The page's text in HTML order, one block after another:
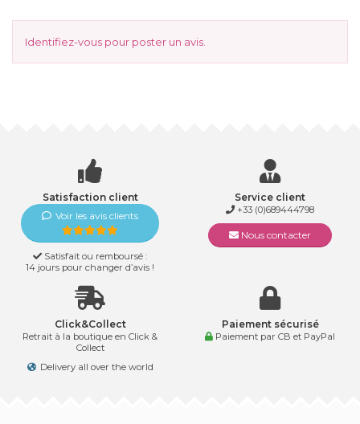
Identifiez-vous pour poster un avis.
Satisfaction client
Voir les avis clients
Satisfait ou remboursé :
14 jours pour changer d’avis !
Service client
+33 (0)689444798
Nous contacter
Click&Collect
Retrait à la boutique en Click &
Collect
Delivery all over the world
Paiement sécurisé
Paiement par CB et PayPal